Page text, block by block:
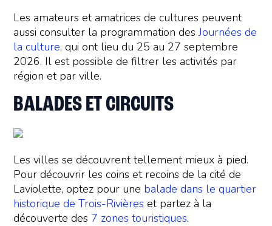
Les amateurs et amatrices de cultures peuvent
aussi consulter la programmation desJournées de
la culture, qui ont lieu du 25 au 27 septembre
2026. Il est possible de filtrer les activités par
région et par ville.
BALADES ET CIRCUITS
Les villes se découvrent tellement mieux à pied.
Pour découvrir les coins et recoins de la cité de
Laviolette, optez pour une balade dans le quartier
historique de Trois-Rivières et partez à la
découverte des 7 zones touristiques.